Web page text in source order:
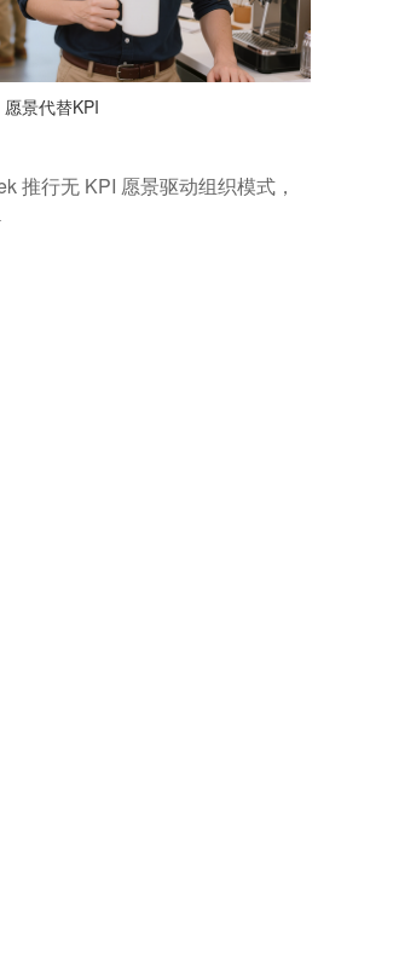
景代替KPI
推行无 KPI 愿景驱动组织模式，